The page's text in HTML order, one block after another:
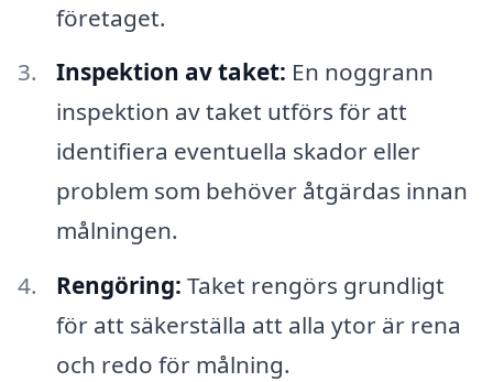
företaget.
Inspektion av taket: En noggrann
inspektion av taket utförs för att
identifiera eventuella skador eller
problem som behöver åtgärdas innan
målningen.
Rengöring: Taket rengörs grundligt
för att säkerställa att alla ytor är rena
och redo för målning.